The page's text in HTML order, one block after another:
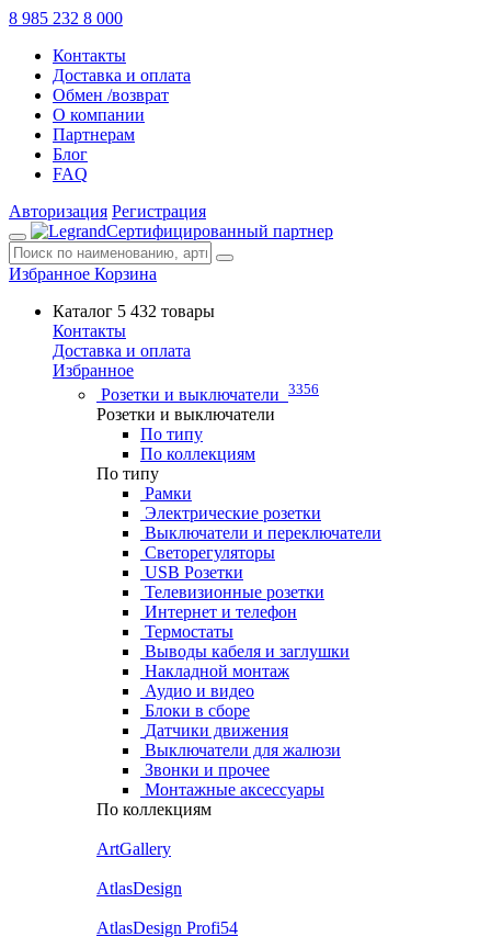
8 985 232 8 000
Контакты
Доставка и оплата
Обмен /возврат
О компании
Партнерам
Блог
FAQ
Авторизация Регистрация
Сертифицированный партнер
Избранное Корзина
Каталог 5 432 товары
Контакты
Доставка и оплата
Избранное
Розетки и выключатели 3356
Розетки и выключатели
По типу
По коллекциям
По типу
Рамки
Электрические розетки
Выключатели и переключатели
Светорегуляторы
USB Розетки
Телевизионные розетки
Интернет и телефон
Термостаты
Выводы кабеля и заглушки
Накладной монтаж
Аудио и видео
Блоки в сборе
Датчики движения
Выключатели для жалюзи
Звонки и прочее
Монтажные аксессуары
По коллекциям
ArtGallery
AtlasDesign
AtlasDesign Profi54